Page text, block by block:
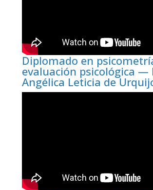
Diplomado en
evaluación psicológica —
Angélica Leticia de